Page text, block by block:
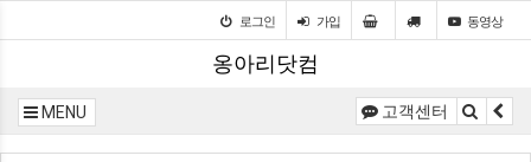
로그인 가입 동영상
옹아리닷컴
MENU 고객센터